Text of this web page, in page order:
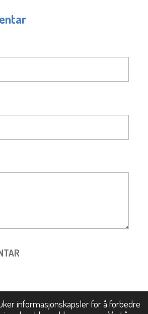
informasjonskapsler for å forbedre